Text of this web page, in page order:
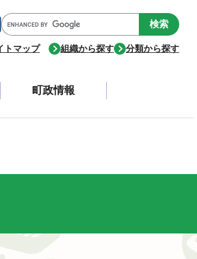
Google
カ
ス
トマップ 組織から探す 分類から探す
町政情報